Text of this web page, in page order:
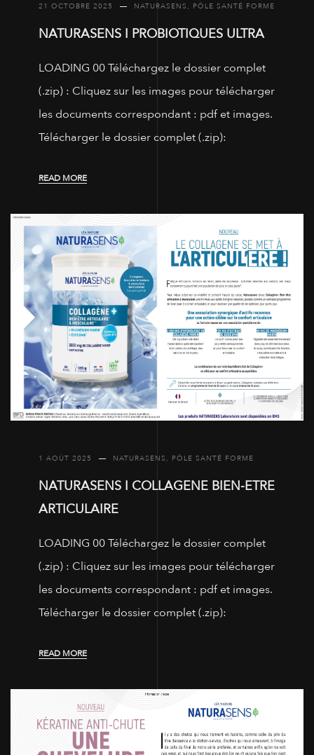
21 OCTOBRE 2025 NATURASENS , PÔLE SANTÉ FORME
NATURASENS I PROBIOTIQUES ULTRA
LOADING 00 Téléchargez le dossier complet
(.zip) : Cliquez sur les images pour télécharger
les documents correspondant : pdf et images.
Télécharger le dossier complet (.zip):
READ MORE
1 AOÛT 2025 NATURASENS, PÔLE SANTÉ FORME
NATURASENS I COLLAGENE BIEN-ETRE
ARTICULAIRE
LOADING 00 Téléchargez le dossier complet
(.zip) : Cliquez sur les images pour télécharger
les documents correspondant : pdf et images.
Télécharger le dossier complet (.zip):
READ MORE